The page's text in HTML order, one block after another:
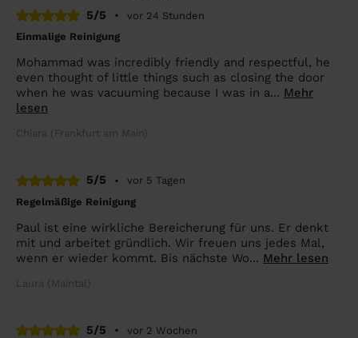
5/5
•
vor 24 Stunden
Einmalige Reinigung
Mohammad was incredibly friendly and respectful, he
even thought of little things such as closing the door
when he was vacuuming because I was in a... Mehr
lesen
Chiara (Frankfurt am Main)
5/5 •
vor 5 Tagen
Regelmäßige Reinigung
Paul ist eine wirkliche Bereicherung für uns. Er denkt
mit und arbeitet gründlich. Wir freuen uns jedes Mal,
wenn er wieder kommt. Bis nächste Wo... Mehr lesen
Laura (Maintal)
5/5 •
vor 2 Wochen